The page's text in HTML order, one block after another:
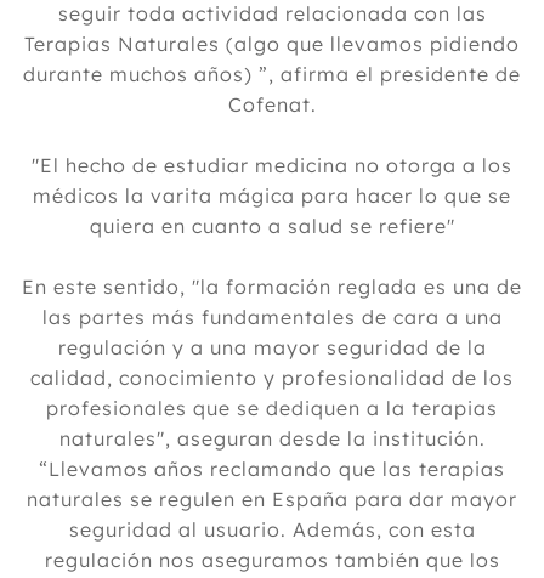
seguir toda actividad relacionada con las
Terapias Naturales (algo que llevamos pidiendo
durante muchos años) ”, afirma el presidente de
Cofenat.
"El hecho de estudiar medicina no otorga a los
médicos la varita mágica para hacer lo que se
quiera en cuanto a salud se refiere"
En este sentido, "la formación reglada es una de
las partes más fundamentales de cara a una
regulación y a una mayor seguridad de la
calidad, conocimiento y profesionalidad de los
profesionales que se dediquen a la terapias
naturales", aseguran desde la institución.
“Llevamos años reclamando que las terapias
naturales se regulen en España para dar mayor
seguridad al usuario. Además, con esta
regulación nos aseguramos también que los